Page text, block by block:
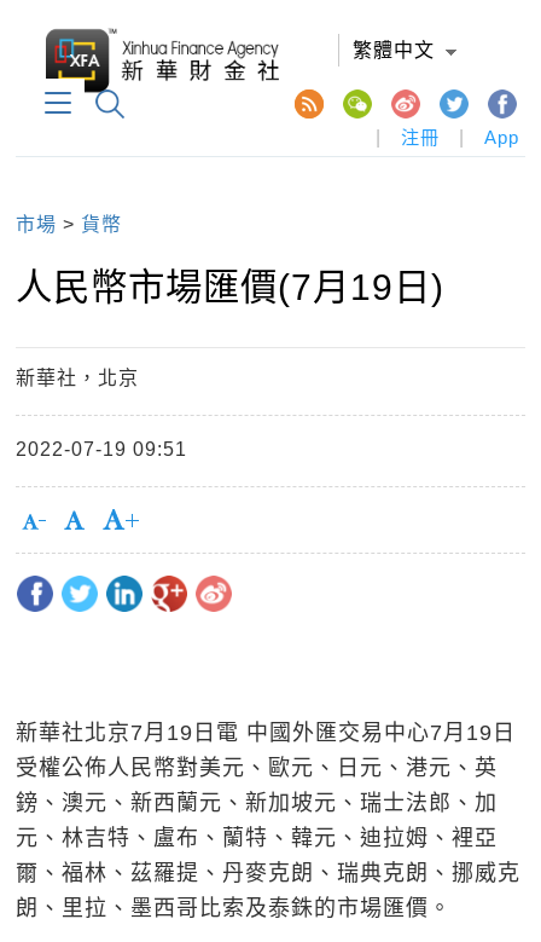
繁體中文
注冊 App
市場 > 貨幣
人民幣市場匯價(7月19日)
新華社，北京
2022-07-19 09:51
新華社北京7月19日電 中國外匯交易中心7月19日
受權公佈人民幣對美元、歐元、日元、港元、英
鎊、澳元、新西蘭元、新加坡元、瑞士法郎、加
元、林吉特、盧布、蘭特、韓元、迪拉姆、裡亞
爾、福林、茲羅提、丹麥克朗、瑞典克朗、挪威克
朗、里拉、墨西哥比索及泰銖的市場匯價。